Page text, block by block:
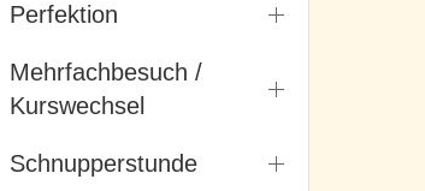
Perfektion
Mehrfachbesuch /
Kurswechsel
Schnupperstunde